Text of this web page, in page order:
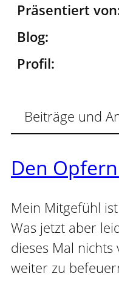
Präsentiert von
Blog
Profil
Beiträge und
Den
Mein Mitgefühl
Was jetzt aber
dieses Mal
weiter zu